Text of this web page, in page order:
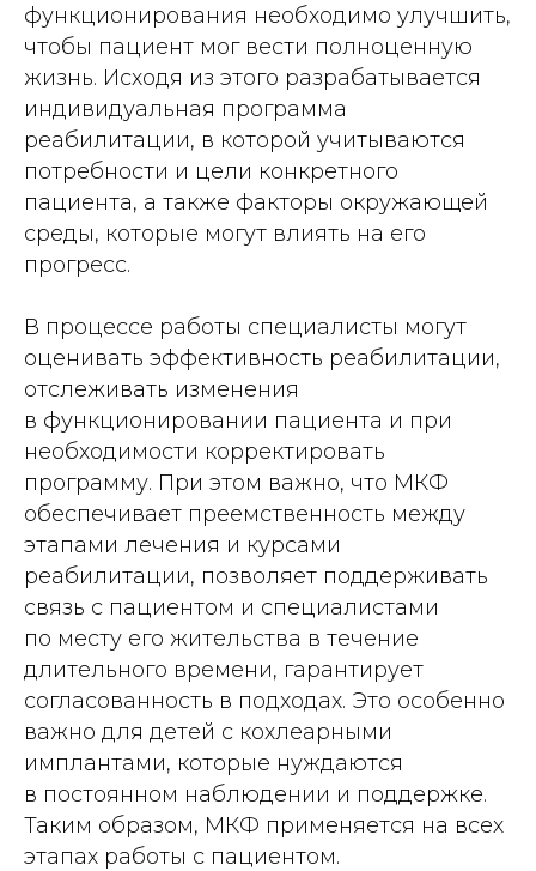
функционирования необходимо улучшить,
чтобы пациент мог вести полноценную
жизнь. Исходя из этого разрабатывается
индивидуальная программа
реабилитации, в которой учитываются
потребности и цели конкретного
пациента, а также факторы окружающей
среды, которые могут влиять на его
прогресс.
В процессе работы специалисты могут
оценивать эффективность реабилитации,
отслеживать изменения
в функционировании пациента и при
необходимости корректировать
программу. При этом важно, что МКФ
обеспечивает преемственность между
этапами лечения и курсами
реабилитации, позволяет поддерживать
связь с пациентом и специалистами
по месту его жительства в течение
длительного времени, гарантирует
согласованность в подходах. Это особенно
важно для детей с кохлеарными
имплантами, которые нуждаются
в постоянном наблюдении и поддержке.
Таким образом, МКФ применяется на всех
этапах работы с пациентом.